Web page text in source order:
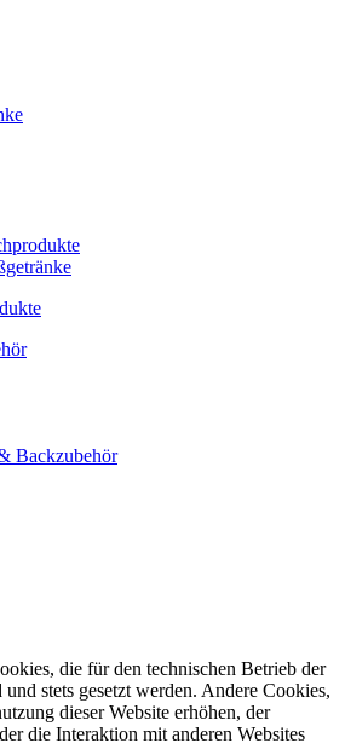
Backzubehör
die für den technischen Betrieb der
stets gesetzt werden. Andere Cookies,
dieser Website erhöhen, der
die Interaktion mit anderen Websites